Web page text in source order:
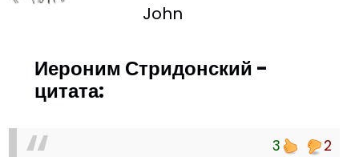
John
Иероним Стридонский -
цитата:
3 2